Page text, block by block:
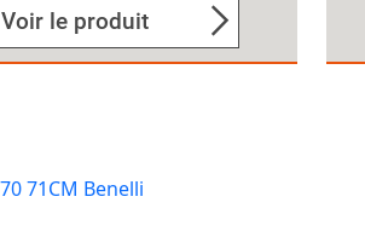
Voir le produit